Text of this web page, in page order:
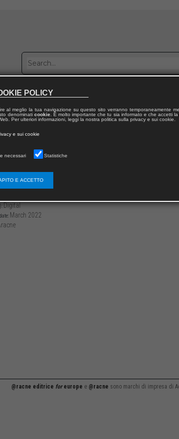
with us
Digital
March 2022
@racne editrice foreurope e @racne sono marchi di impresa di
POLICY
al meglio la tua navigazione su questo sito verranno temporaneamente
denominati cookie. È molto importante che tu sia informato e che accetti
Per ulteriori informazioni, leggi la nostra politica sulla privacy e sui cookie.
e sui cookie
necessari Statistiche
E ACCETTO